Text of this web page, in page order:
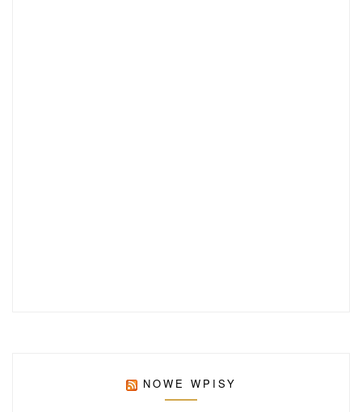
NOWE WPISY